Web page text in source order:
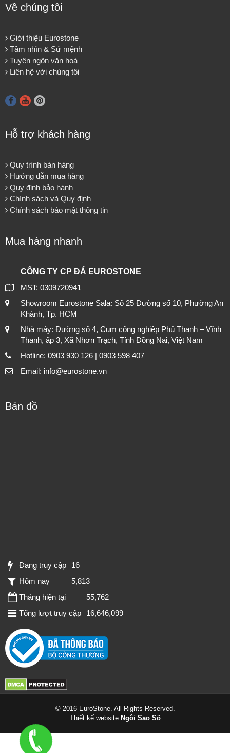
Về chúng tôi
Giới thiệu Eurostone
Tầm nhìn & Sứ mệnh
Tuyên ngôn văn hoá
Liên hệ với chúng tôi
Hỗ trợ khách hàng
Quy trình bán hàng
Hướng dẫn mua hàng
Quy định bảo hành
Chính sách và Quy định
Chính sách bảo mật thông tin
Mua hàng nhanh
CÔNG TY CP ĐÁ EUROSTONE
MST: 0309720941
Showroom Eurostone Sala: Số 25 Đường số 10, Phường An
Khánh, Tp. HCM
Nhà máy: Đường số 4, Cụm công nghiệp Phú Thạnh – Vĩnh
Thanh, ấp 3, Xã Nhơn Trạch, Tỉnh Đồng Nai, Việt Nam
Hotline: 0903 930 126 | 0903 598 407
Email: info@eurostone.vn
Bản đồ
Đang truy cập
16
Hôm nay
5,813
Tháng hiện tại
55,762
Tổng lượt truy cập
16,646,099
© 2016 EuroStone. All Rights Reserved.
Thiết kế website Ngôi Sao Số